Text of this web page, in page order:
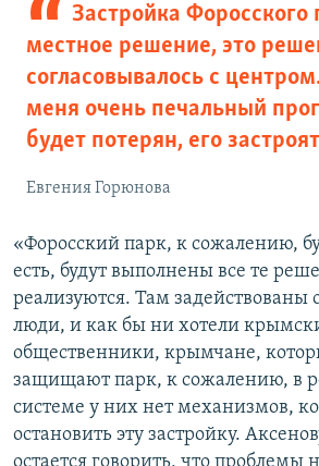
Застройка Форосского
местное решение, это
согласовывалось с
меня очень печальный
будет потерян, его застроят
Евгения Горюнова
«Форосский парк, к сожалению,
есть, будут выполнены все те
реализуются. Там задействованы
люди, и как бы ни хотели
общественники, крымчане,
защищают парк, к сожалению, в
системе у них нет механизмов,
остановить эту застройку.